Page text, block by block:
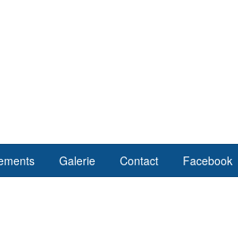
Galerie Contact Facebook